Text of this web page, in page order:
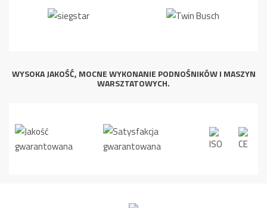
WYSOKA JAKOŚĆ, MOCNE WYKONANIE PODNOŚNIKÓW I MASZYN
WARSZTATOWYCH.